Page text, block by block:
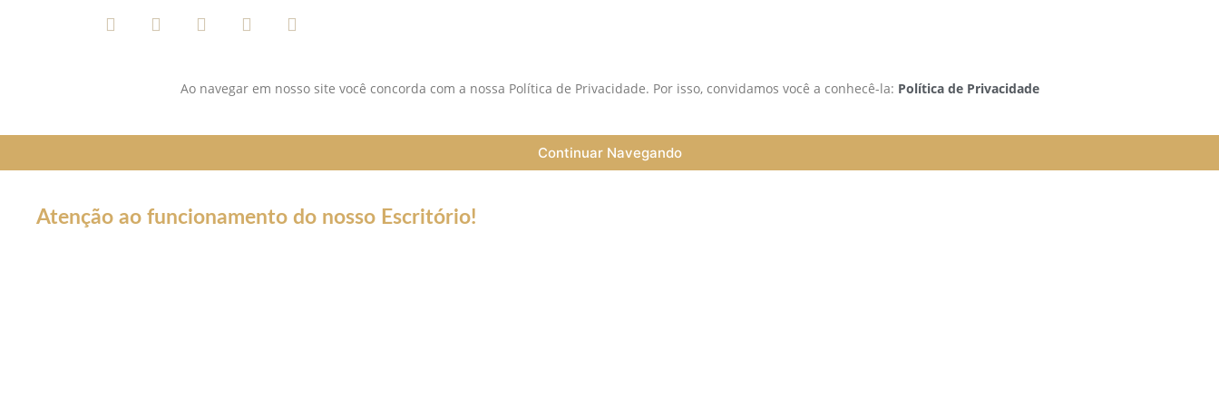
Ao navegar em nosso site você concorda com a nossa Política de Privacidade. Por isso, convidamos você a conhecê-la: Política de Privacidade
Continuar Navegando
Atenção ao funcionamento do nosso Escritório!